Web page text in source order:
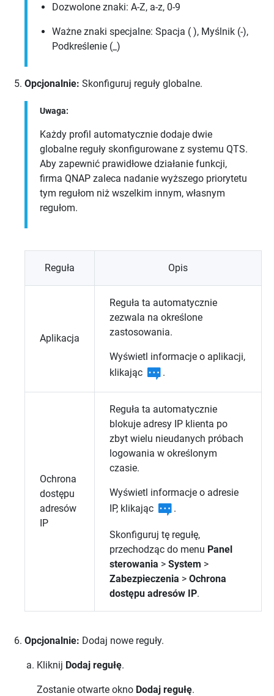
Dozwolone znaki: A-Z, a-z, 0-9
Ważne znaki specjalne: Spacja ( ), Myślnik (-),
Podkreślenie (_)
Opcjonalnie: Skonfiguruj reguły globalne.
Uwaga:
Każdy profil automatycznie dodaje dwie
globalne reguły skonfigurowane z systemu QTS.
Aby zapewnić prawidłowe działanie funkcji,
firma QNAP zaleca nadanie wyższego priorytetu
tym regułom niż wszelkim innym, własnym
regułom.
Reguła Opis
Aplikacja
Reguła ta automatycznie
zezwala na określone
zastosowania.
Wyświetl informacje o aplikacji,
klikając
.
Ochrona
dostępu
adresów
IP
Reguła ta automatycznie
blokuje adresy IP klienta po
zbyt wielu nieudanych próbach
logowania w określonym
czasie.
Wyświetl informacje o adresie
IP, klikając
.
Skonfiguruj tę regułę,
przechodząc do menu Panel
sterowania > System >
Zabezpieczenia > Ochrona
dostępu adresów IP.
Opcjonalnie: Dodaj nowe reguły.
Kliknij Dodaj regułę.
Zostanie otwarte okno Dodaj regułę.